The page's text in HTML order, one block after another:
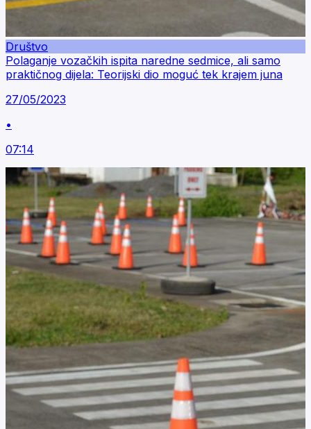
Društvo
Polaganje vozačkih ispita naredne sedmice, ali samo
praktičnog dijela: Teorijski dio moguć tek krajem juna
27/05/2023
•
07:14